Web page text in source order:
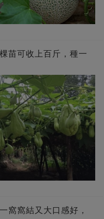
苗可收上百斤，種一
窩窩結又大口感好，